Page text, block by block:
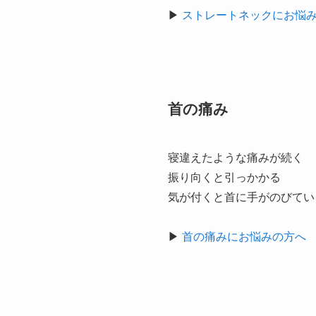
▶ ストレートネックにお悩
首の痛み
寝違えたような痛みが続く
振り向くと引っかかる
気が付くと首に手がのびてい
▶ 首の痛みにお悩みの方へ